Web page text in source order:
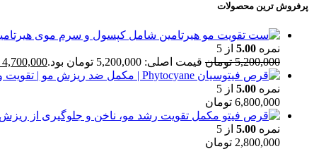
پرفروش ترین محصولات
نمره 5.00 از 5
5,200,000 تومان قیمت اصلی: 5,200,000 تومان بود. 4,700,000
نمره 5.00 از 5
6,800,000 تومان
نمره 5.00 از 5
2,800,000 تومان